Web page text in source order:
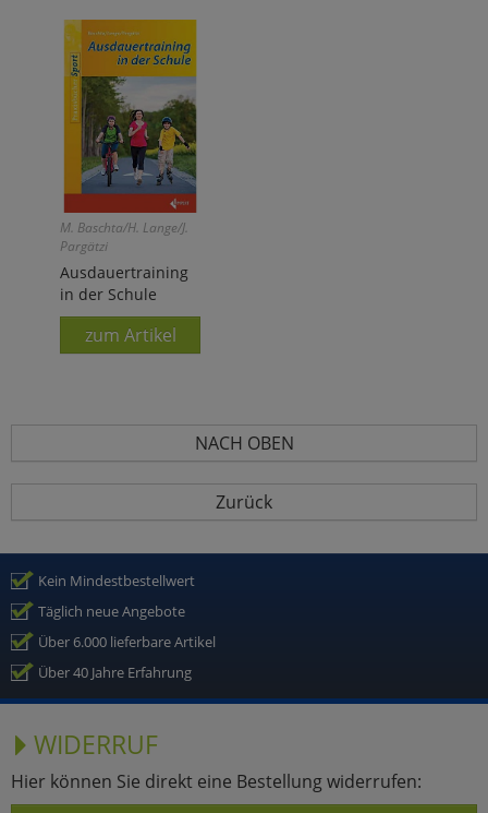
M. Baschta/H. Lange/J.
Pargätzi
Ausdauertraining
in der Schule
zum Artikel
NACH OBEN
Zurück
Kein Mindestbestellwert
Täglich neue Angebote
Über 6.000 lieferbare Artikel
Über 40 Jahre Erfahrung
WIDERRUF
Hier können Sie direkt eine Bestellung widerrufen: